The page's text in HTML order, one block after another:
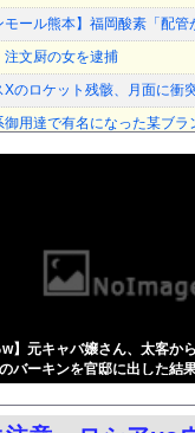
モール熊本】福岡酸素「配
注文厨の女を逮捕
Xのロケット残骸、月面に衝
御用達で有名になった某ブ
村上宗隆、通訳なしで普通
ス】日本製メモリに世界中か
みい山作者「居酒屋行く奴
『TSしてパパのえっちな娘
アジア人民、中国人民と連
、写真集ヌードがエロい！
睡眠時無呼吸症候群診断後
w】元キャバ嬢さん、太客か
バーキンを官邸に出した結